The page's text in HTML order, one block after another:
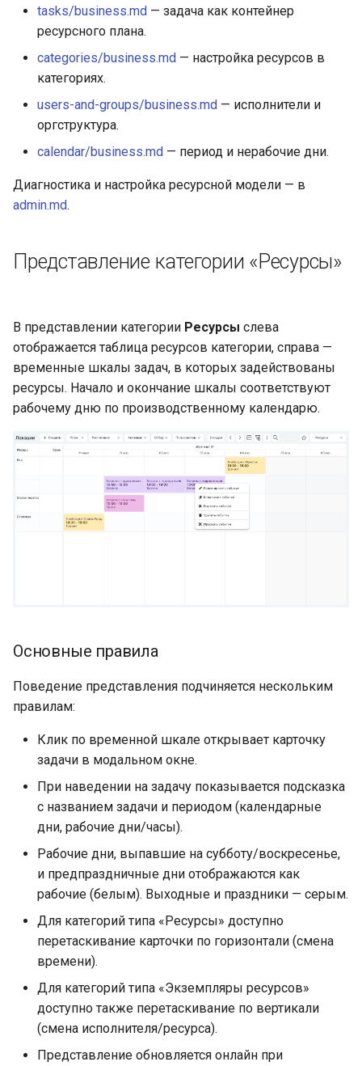
tasks/business.md — задача как контейнер
ресурсного плана.
categories/business.md — настройка ресурсов в
категориях.
users-and-groups/business.md — исполнители и
оргструктура.
calendar/business.md — период и нерабочие дни.
Диагностика и настройка ресурсной модели — в
admin.md.
Представление категории «Ресурсы»
В представлении категории Ресурсы слева
отображается таблица ресурсов категории, справа —
временные шкалы задач, в которых задействованы
ресурсы. Начало и окончание шкалы соответствуют
рабочему дню по производственному календарю.
Основные правила
Поведение представления подчиняется нескольким
правилам:
Клик по временной шкале открывает карточку
задачи в модальном окне.
При наведении на задачу показывается подсказка
с названием задачи и периодом (календарные
дни, рабочие дни/часы).
Рабочие дни, выпавшие на субботу/воскресенье,
и предпраздничные дни отображаются как
рабочие (белым). Выходные и праздники — серым.
Для категорий типа «Ресурсы» доступно
перетаскивание карточки по горизонтали (смена
времени).
Для категорий типа «Экземпляры ресурсов»
доступно также перетаскивание по вертикали
(смена исполнителя/ресурса).
Представление обновляется онлайн при